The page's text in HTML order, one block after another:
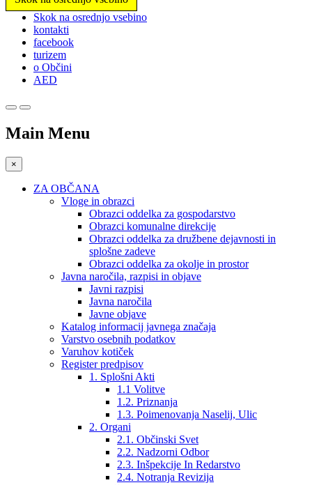
Prosimo,
upoštevajte:
spletno
mesto
vključuje
sistem
Skok na osrednjo vsebino
kontakti
facebook
turizem
o Občini
AED
Main Menu
×
ZA OBČANA
Vloge in obrazci
Obrazci oddelka za gospodarstvo
Obrazci komunalne direkcije
Obrazci oddelka za družbene dejavnosti in
splošne zadeve
Obrazci oddelka za okolje in prostor
Javna naročila, razpisi in objave
Javni razpisi
Javna naročila
Javne objave
Katalog informacij javnega značaja
Varstvo osebnih podatkov
Varuhov kotiček
Register predpisov
1. Splošni Akti
1.1 Volitve
1.2. Priznanja
1.3. Poimenovanja Naselij, Ulic
2. Organi
2.1. Občinski Svet
2.2. Nadzorni Odbor
2.3. Inšpekcije In Redarstvo
2.4. Notranja Revizija